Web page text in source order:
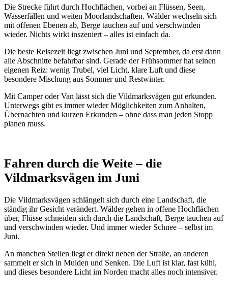
Die Strecke führt durch Hochflächen, vorbei an Flüssen, Seen,
Wasserfällen und weiten Moorlandschaften. Wälder wechseln sich
mit offenen Ebenen ab, Berge tauchen auf und verschwinden
wieder. Nichts wirkt inszeniert – alles ist einfach da.
Die beste Reisezeit liegt zwischen Juni und September, da erst dann
alle Abschnitte befahrbar sind. Gerade der Frühsommer hat seinen
eigenen Reiz: wenig Trubel, viel Licht, klare Luft und diese
besondere Mischung aus Sommer und Restwinter.
Mit Camper oder Van lässt sich die Vildmarksvägen gut erkunden.
Unterwegs gibt es immer wieder Möglichkeiten zum Anhalten,
Übernachten und kurzen Erkunden – ohne dass man jeden Stopp
planen muss.
Fahren durch die Weite – die
Vildmarksvägen im Juni
Die Vildmarksvägen schlängelt sich durch eine Landschaft, die
ständig ihr Gesicht verändert. Wälder gehen in offene Hochflächen
über, Flüsse schneiden sich durch die Landschaft, Berge tauchen auf
und verschwinden wieder. Und immer wieder Schnee – selbst im
Juni.
An manchen Stellen liegt er direkt neben der Straße, an anderen
sammelt er sich in Mulden und Senken. Die Luft ist klar, fast kühl,
und dieses besondere Licht im Norden macht alles noch intensiver.